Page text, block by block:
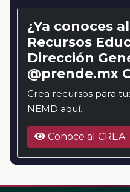
¿Ya conoces
Recursos
Dirección
@prende.mx
Crea recursos para
NEMD aquí.
Conoce al CREA